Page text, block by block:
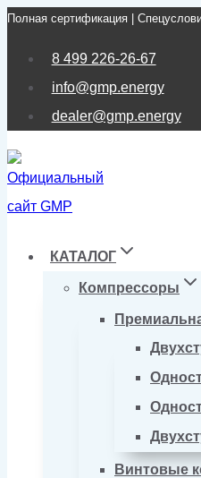
Перейти
Полная сертификация |
8 499 226-26-67
info@gmp.energy
dealer@gmp.energy
КАТАЛОГ
Компрессоры
Винтовые